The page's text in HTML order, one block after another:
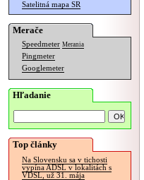
Satelitná mapa SR
Merače
Speedmeter Merania
Pingmeter
Googlemeter
Hľadanie
Top články
Na Slovensku sa v tichosti
vypína ADSL v lokalitách s
VDSL, už 31. mája